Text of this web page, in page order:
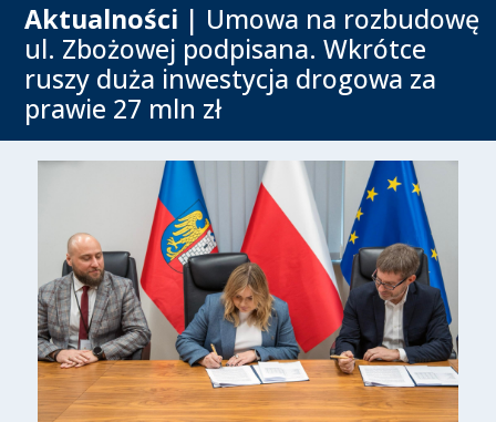
Aktualności | Umowa na rozbudowę
ul. Zbożowej podpisana. Wkrótce
ruszy duża inwestycja drogowa za
prawie 27 mln zł